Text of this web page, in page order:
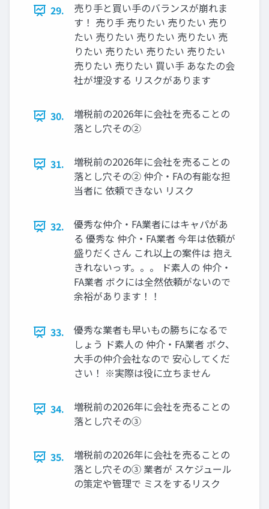
29.
売り手と買い手のバランスが崩れま
す！ 売り手 売りたい 売りたい 売り
たい 売りたい 売りたい 売りたい 売
りたい 売りたい 売りたい 売りたい
売りたい 売りたい 買い手 あなたの会
社が埋没する リスクがあります
30.
増税前の2026年に会社を売ることの
落とし穴その②
31.
増税前の2026年に会社を売ることの
落とし穴その② 仲介・FAの有能な担
当者に 依頼できない リスク
32.
優秀な仲介・FA業者にはキャパがあ
る 優秀な 仲介・FA業者 今年は依頼が
盛りだくさん これ以上の案件は 抱え
きれないっす。。。 ド素人の 仲介・
FA業者 ボクには全然依頼がないので
余裕があります！！
33.
優秀な業者も早いもの勝ちになるで
しょう ド素人の 仲介・FA業者 ボク、
大手の仲介会社なので 安心してくだ
さい！ ※実際は役に立ちません
34.
増税前の2026年に会社を売ることの
落とし穴その③
35.
増税前の2026年に会社を売ることの
落とし穴その③ 業者が スケジュール
の策定や管理で ミスをするリスク